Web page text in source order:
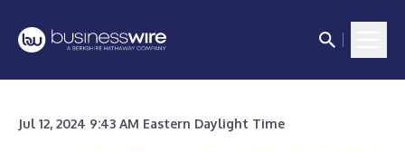
Jul 12, 2024 9:43 AM Eastern Daylight Time